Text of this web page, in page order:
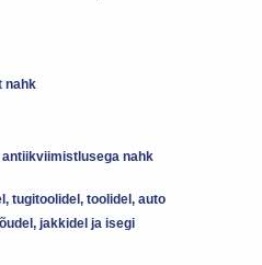
nahk
nahk
tugitoolidel, toolidel, auto
jakkidel ja isegi